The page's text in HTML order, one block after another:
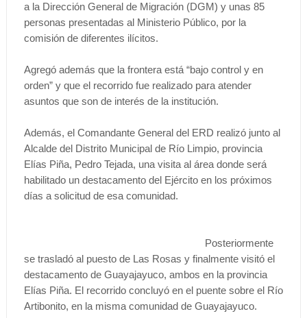
a la Dirección General de Migración (DGM) y unas 85
personas presentadas al Ministerio Público, por la
comisión de diferentes ilícitos.
Agregó además que la frontera está “bajo control y en
orden” y que el recorrido fue realizado para atender
asuntos que son de interés de la institución.
Además, el Comandante General del ERD realizó junto al
Alcalde del Distrito Municipal de Río Limpio, provincia
Elías Piña, Pedro Tejada, una visita al área donde será
habilitado un destacamento del Ejército en los próximos
días a solicitud de esa comunidad.
Posteriormente
se trasladó al puesto de Las Rosas y finalmente visitó el
destacamento de Guayajayuco, ambos en la provincia
Elías Piña. El recorrido concluyó en el puente sobre el Río
Artibonito, en la misma comunidad de Guayajayuco.